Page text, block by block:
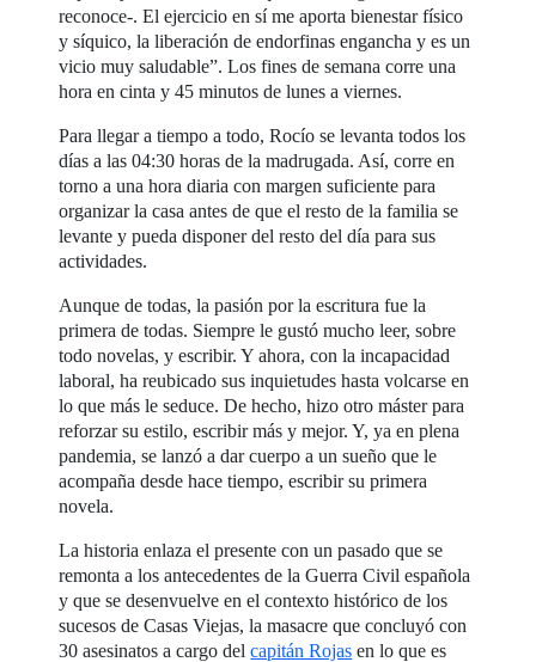
reconoce-. El ejercicio en sí me aporta bienestar físico
y síquico, la liberación de endorfinas engancha y es un
vicio muy saludable”. Los fines de semana corre una
hora en cinta y 45 minutos de lunes a viernes.
Para llegar a tiempo a todo, Rocío se levanta todos los
días a las 04:30 horas de la madrugada. Así, corre en
torno a una hora diaria con margen suficiente para
organizar la casa antes de que el resto de la familia se
levante y pueda disponer del resto del día para sus
actividades.
Aunque de todas, la pasión por la escritura fue la
primera de todas. Siempre le gustó mucho leer, sobre
todo novelas, y escribir. Y ahora, con la incapacidad
laboral, ha reubicado sus inquietudes hasta volcarse en
lo que más le seduce. De hecho, hizo otro máster para
reforzar su estilo, escribir más y mejor. Y, ya en plena
pandemia, se lanzó a dar cuerpo a un sueño que le
acompaña desde hace tiempo, escribir su primera
novela.
La historia enlaza el presente con un pasado que se
remonta a los antecedentes de la Guerra Civil española
y que se desenvuelve en el contexto histórico de los
sucesos de Casas Viejas, la masacre que concluyó con
30 asesinatos a cargo delcapitán Rojas en lo que es